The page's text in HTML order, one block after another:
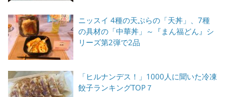
ニッスイ 4種の天ぷらの「天丼」、7種
の具材の「中華丼」～『まん福どん』シ
リーズ第2弾で2品
「ヒルナンデス！」1000人に聞いた冷凍
餃子ランキングTOP７